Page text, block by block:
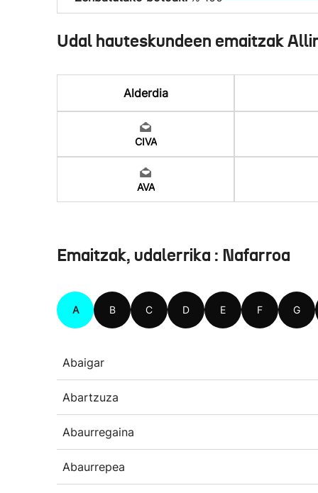
Udal hauteskundeen emaitzak
Alderdia
CIVA
AVA
Emaitzak, udalerrika : Nafarroa
A B C D E F G
Abaigar
Abartzuza
Abaurregaina
Abaurrepea